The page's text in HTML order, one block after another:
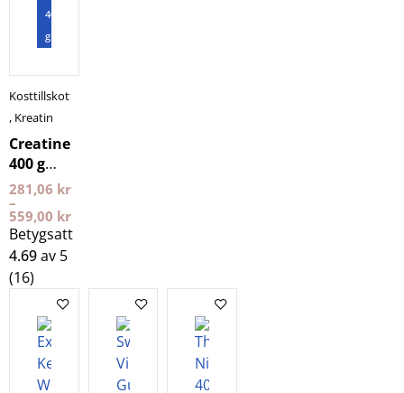
400
gram
Kosttillskott
, Kreatin
Creatine
400 g
NXT LVL
281,06 kr
–
559,00 kr
Betygsatt
4.69av 5
(16)